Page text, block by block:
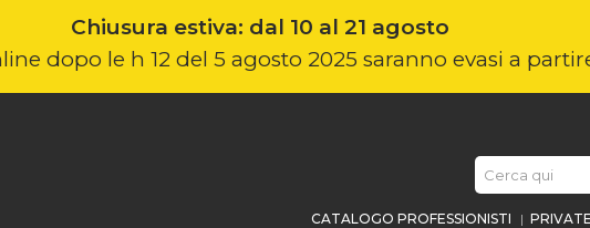
Chiusura estiva: dal 10 al 21 agosto
dopo le h 12 del 5 agosto 2025 saranno evasi a
CATALOGO PROFESSIONISTI